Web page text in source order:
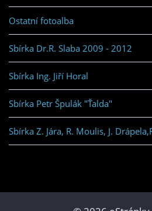
Ostatní fotoalba
Sbírka Dr.R. Slaba 2009 - 2012
Sbírka Ing. Jiří Horal
Sbírka Petr Špulák "Ťalda"
Sbírka Z. Jára, R. Moulis, J.